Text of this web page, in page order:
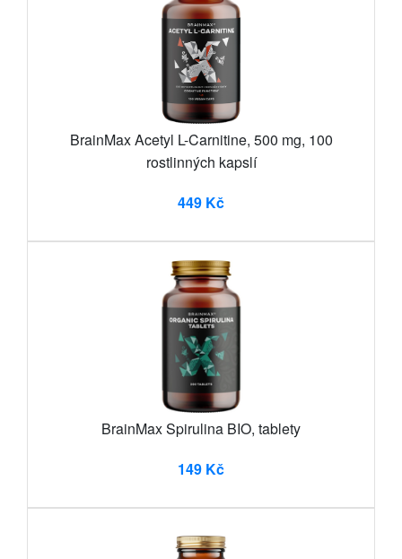
BrainMax Acetyl L-Carnitine, 500 mg, 100
rostlinných kapslí
449 Kč
BrainMax Spirulina BIO, tablety
149 Kč